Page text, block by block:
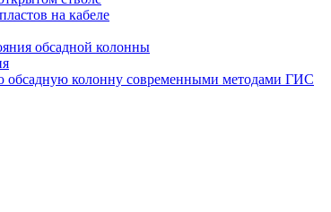
на кабеле
обсадной колонны
обсадную колонну современными методами ГИС